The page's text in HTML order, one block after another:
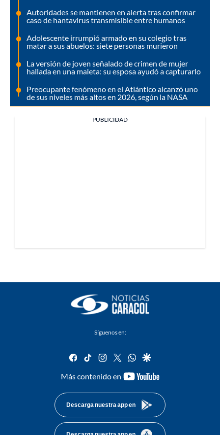
Autoridades se mantienen en alerta tras confirmar
caso de hantavirus transmisible entre humanos
Adolescente irrumpió armado en su colegio tras
matar a sus abuelos: siete personas murieron
La versión de joven señalado de crimen de mujer
hallada en una maleta: su esposa ayudó a capturarlo
Preocupante fenómeno en el Atlántico alcanzó uno
de sus niveles más altos en 2026, según la NASA
PUBLICIDAD
Síguenos en:
facebook
tiktok instagram
twitterwhatsapp
google
Más contenido en
youtube-
Descarga nuestra app en